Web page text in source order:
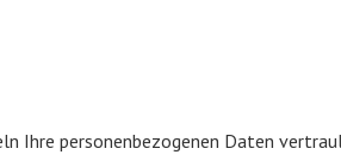
Ihre personenbezogenen Daten